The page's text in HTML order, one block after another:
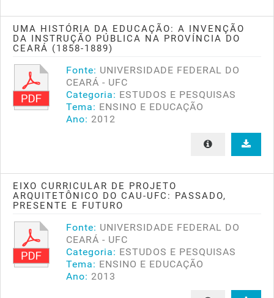
UMA HISTÓRIA DA EDUCAÇÃO: A INVENÇÃO
DA INSTRUÇÃO PÚBLICA NA PROVÍNCIA DO
CEARÁ (1858-1889)
Fonte: UNIVERSIDADE FEDERAL DO
CEARÁ - UFC
Categoria: ESTUDOS E PESQUISAS
Tema: ENSINO E EDUCAÇÃO
Ano: 2012
EIXO CURRICULAR DE PROJETO
ARQUITETÔNICO DO CAU-UFC: PASSADO,
PRESENTE E FUTURO
Fonte: UNIVERSIDADE FEDERAL DO
CEARÁ - UFC
Categoria: ESTUDOS E PESQUISAS
Tema: ENSINO E EDUCAÇÃO
Ano: 2013